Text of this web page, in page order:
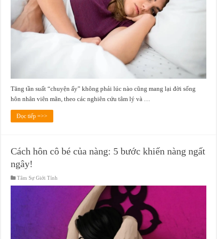
Tăng tần suất “chuyện ấy” không phải lúc nào cũng mang lại đời sống
hôn nhân viên mãn, theo các nghiên cứu tâm lý và …
Đọc tiếp =>>
Cách hôn cô bé của nàng: 5 bước khiến nàng ngất
ngây!
Tâm Sự Giới Tính